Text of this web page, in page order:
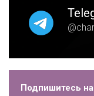
Подпишитесь